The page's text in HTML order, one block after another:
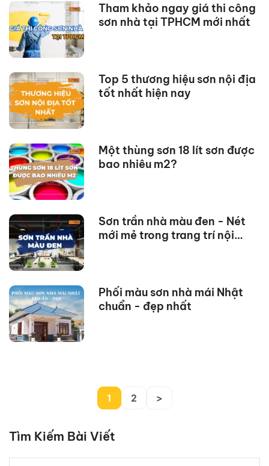
Tham khảo ngay giá thi công
sơn nhà tại TPHCM mới nhất
Top 5 thương hiệu sơn nội địa
tốt nhất hiện nay
Một thùng sơn 18 lít sơn được
bao nhiêu m2?
Sơn trần nhà màu đen - Nét
mới mẻ trong trang trí nội
Phối màu sơn nhà mái Nhật
chuẩn - đẹp nhất
1 2 >
Tìm Kiếm Bài Viết